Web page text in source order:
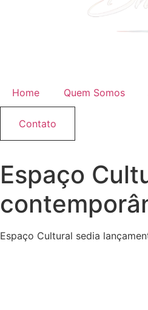
Home Quem Somos
Contato
Espaço
Espaço Cultural sedia